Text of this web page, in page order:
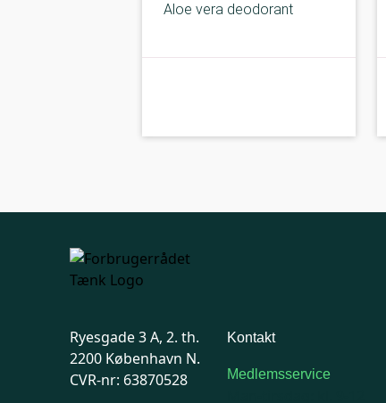
Aloe vera deodorant
Ryesgade 3 A, 2. th.
2200 København N.
CVR-nr: 63870528
Kontakt
Medlemsservice